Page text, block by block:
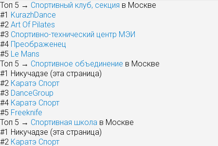
Топ 5 → Спортивный клуб, секция в Москве
#1 KurazhDance
#2 Art Of Pilates
#3 Спортивно-технический центр МЭИ
#4 Преображенец
#5 Le Mans
Топ 5 → Спортивное объединение в Москве
#1 Никучадзе (эта страница)
#2 Каратэ Спорт
#3 DanceGroup
#4 Каратэ Спорт
#5 Freeknife
Топ 5 → Спортивная школа в Москве
#1 Никучадзе (эта страница)
#2 Каратэ Спорт